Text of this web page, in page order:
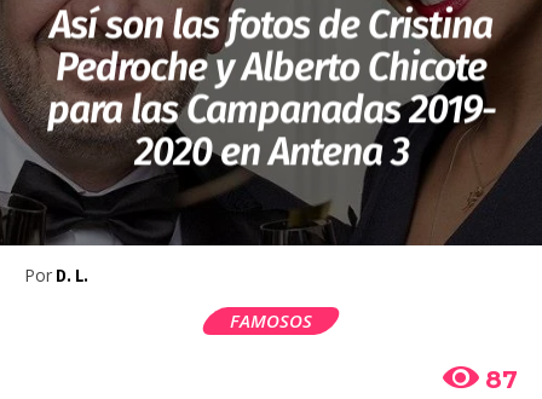
Así son las fotos de Cristina
Pedroche y Alberto Chicote
para las Campanadas 2019-
2020 en Antena 3
Por D. L.
FAMOSOS
87